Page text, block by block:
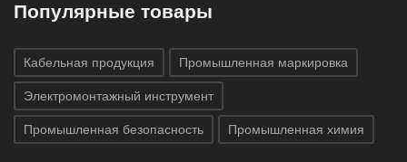
Популярные товары
Кабельная продукция Промышленная маркировка
Электромонтажный инструмент
Промышленная безопасность Промышленная химия